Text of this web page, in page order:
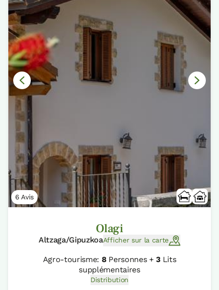
6 Avis
Olagi
Altzaga/GipuzkoaAfficher sur la carte
Agro-tourisme: 8Personnes +3 Lits
supplémentaires
Distribution